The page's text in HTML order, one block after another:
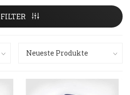
FILTER